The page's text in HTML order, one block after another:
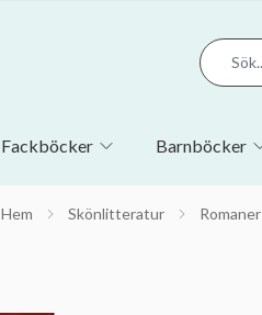
Fackböcker Barnböcker
Hem Skönlitteratur Romaner